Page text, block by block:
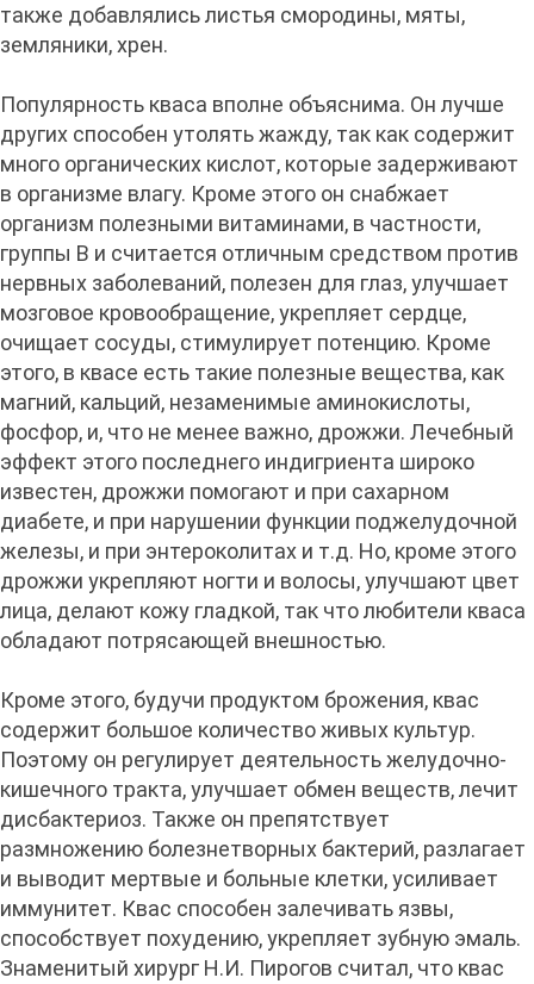
также добавлялись листья смородины, мяты,
земляники, хрен.
Популярность кваса вполне объяснима. Он лучше
других способен утолять жажду, так как содержит
много органических кислот, которые задерживают
в организме влагу. Кроме этого он снабжает
организм полезными витаминами, в частности,
группы В и считается отличным средством против
нервных заболеваний, полезен для глаз, улучшает
мозговое кровообращение, укрепляет сердце,
очищает сосуды, стимулирует потенцию. Кроме
этого, в квасе есть такие полезные вещества, как
магний, кальций, незаменимые аминокислоты,
фосфор, и, что не менее важно, дрожжи. Лечебный
эффект этого последнего индигриента широко
известен, дрожжи помогают и при сахарном
диабете, и при нарушении функции поджелудочной
железы, и при энтероколитах и т.д. Но, кроме этого
дрожжи укрепляют ногти и волосы, улучшают цвет
лица, делают кожу гладкой, так что любители кваса
обладают потрясающей внешностью.
Кроме этого, будучи продуктом брожения, квас
содержит большое количество живых культур.
Поэтому он регулирует деятельность желудочно-
кишечного тракта, улучшает обмен веществ, лечит
дисбактериоз. Также он препятствует
размножению болезнетворных бактерий, разлагает
и выводит мертвые и больные клетки, усиливает
иммунитет. Квас способен залечивать язвы,
способствует похудению, укрепляет зубную эмаль.
Знаменитый хирург Н.И. Пирогов считал, что квас